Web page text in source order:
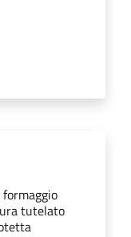
tutelato